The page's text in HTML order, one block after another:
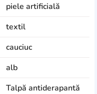
piele artificială
textil
cauciuc
alb
Talpă antiderapantă